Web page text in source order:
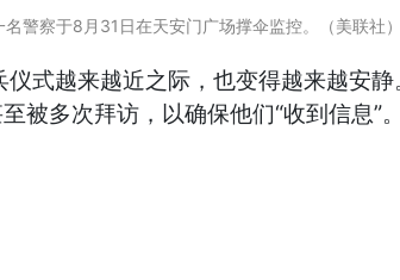
警察于8月31日在天安门广场撑伞监控。（美联社）
式越来越近之际，也变得越来越安
被多次拜访，以确保他们“收到信息”。